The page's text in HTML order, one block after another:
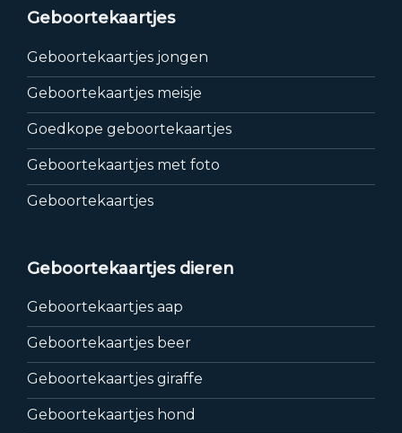
Geboortekaartjes
Geboortekaartjes jongen
Geboortekaartjes meisje
Goedkope geboortekaartjes
Geboortekaartjes met foto
Geboortekaartjes
Geboortekaartjes dieren
Geboortekaartjes aap
Geboortekaartjes beer
Geboortekaartjes giraffe
Geboortekaartjes hond